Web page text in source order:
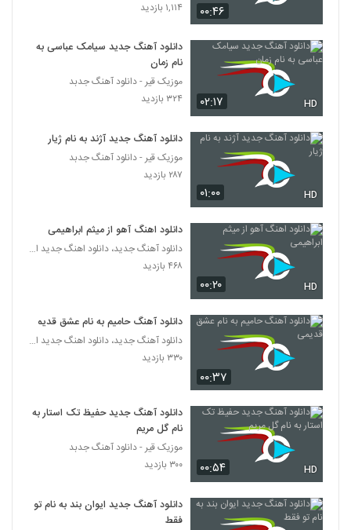
۱,۵۹۵ بازدید
موزیک زیبای مقصر از اشوان
563
دانلود آهنگ تو کی بودی آخه از علی عباسی
564
دانلود آهنگ غم تنهایی از امین بانی
۲,۹۱۳ بازدید
دانلود آهنگ امین بانی کنارم بمون (Amin
bani Kenaram Bemon)
566
bani Bego Kojaei)
۲,۵۰۷ بازدید
مسعود سعیدی آهنگ دوست داشتن
۱,۲۶۸ بازدید
دانلود آهنگ محمد نجم تکمیله دنیام
569
بهداد عسگری آهنگ ساده
۷۶۲ بازدید
۰۰:۴۶
۱,۱۱۴ بازدید
۰۲:۱۷ HD
دانلود آهنگ جدید سیامک عباسی به
نام زمان
موزیک قیر - دانلود آهنگ جدبد
۳۲۴ بازدید
۰۱:۰۰ HD
دانلود آهنگ جدید آژند به نام ژیار
موزیک قیر - دانلود آهنگ جدبد
۲۸۷ بازدید
۰۰:۲۰ HD
دانلود اهنگ آهو از میثم ابراهیمی
دانلود آهنگ جدید، دانلود اهنگ جدید ایرانی
۴۶۸ بازدید
۰۰:۳۷
دانلود آهنگ حامیم به نام عشق قدیمی
دانلود آهنگ جدید، دانلود اهنگ جدید ایرانی
۳۳۰ بازدید
۰۰:۵۴ HD
دانلود آهنگ جدید حفیظ تک استار به
نام گل مریم
موزیک قیر - دانلود آهنگ جدبد
۳۰۰ بازدید
دانلود آهنگ جدید ایوان بند به نام تو
فقط